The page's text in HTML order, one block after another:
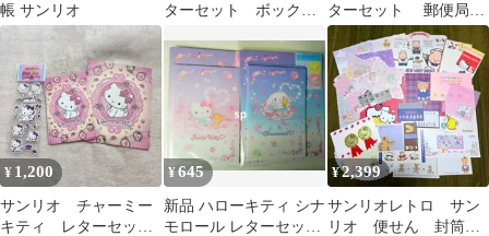
帳 サンリオ
ターセット ボックス
封 サンリオ
ターセット 郵便局限
定品
¥ 1,200
サンリオ チャーミー
キティ レターセッ
¥645
新品 ハローキティ シナ
モロール レターセット
¥2,399
サンリオレトロ サン
リオ 便せん 封筒